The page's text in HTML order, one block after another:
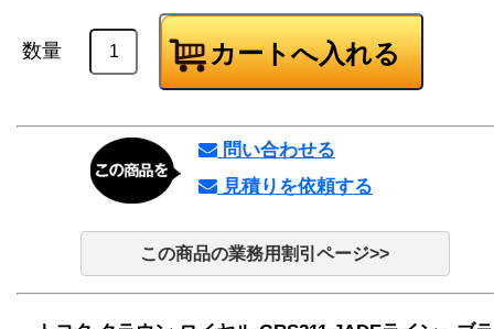
数量
問い合わせる
見積りを依頼する
この商品の業務用割引ページ>>